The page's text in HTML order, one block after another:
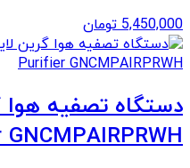
5,450,000 تومان